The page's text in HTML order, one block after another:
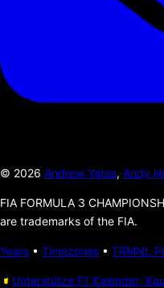
© 2026 Andrew Yates, Andy
FIA FORMULA 3
are trademarks of the FIA.
Years • Timezones • TRMNL
Unterstütze F1 Kalender;